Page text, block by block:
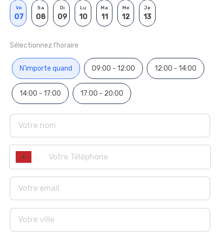
Ve
07
Sa
08
Di
09
Lu
10
Ma
11
Me
12
Je
13
Sélectionnez l'horaire
N'importe quand 09:00 - 12:00 12:00 - 14:00
14:00 - 17:00 17:00 - 20:00